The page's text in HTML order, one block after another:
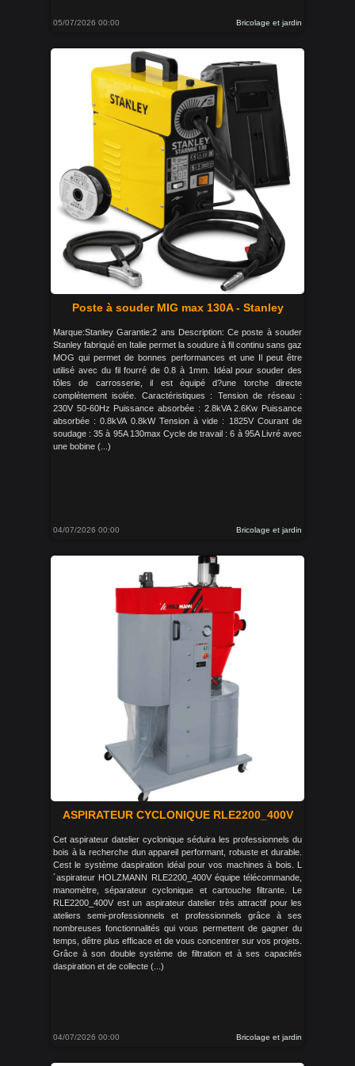
05/07/2026 00:00 Bricolage et jardin
Poste à souder MIG max 130A - Stanley
Marque:Stanley Garantie:2 ans Description: Ce poste à souder
Stanley fabriqué en Italie permet la soudure à fil continu sans gaz
MOG qui permet de bonnes performances et une Il peut être
utilisé avec du fil fourré de 0.8 à 1mm. Idéal pour souder des
tôles de carrosserie, il est équipé d?une torche directe
complètement isolée. Caractéristiques : Tension de réseau :
230V 50-60Hz Puissance absorbée : 2.8kVA 2.6Kw Puissance
absorbée : 0.8kVA 0.8kW Tension à vide : 1825V Courant de
soudage : 35 à 95A 130max Cycle de travail : 6 à 95A Livré avec
une bobine (...)
04/07/2026 00:00 Bricolage et jardin
ASPIRATEUR CYCLONIQUE RLE2200_400V
Cet aspirateur datelier cyclonique séduira les professionnels du
bois à la recherche dun appareil performant, robuste et durable.
Cest le système daspiration idéal pour vos machines à bois. L
´aspirateur HOLZMANN RLE2200_400V équipe télécommande,
manomètre, séparateur cyclonique et cartouche filtrante. Le
RLE2200_400V est un aspirateur datelier très attractif pour les
ateliers semi-professionnels et professionnels grâce à ses
nombreuses fonctionnalités qui vous permettent de gagner du
temps, dêtre plus efficace et de vous concentrer sur vos projets.
Grâce à son double système de filtration et à ses capacités
daspiration et de collecte (...)
04/07/2026 00:00 Bricolage et jardin